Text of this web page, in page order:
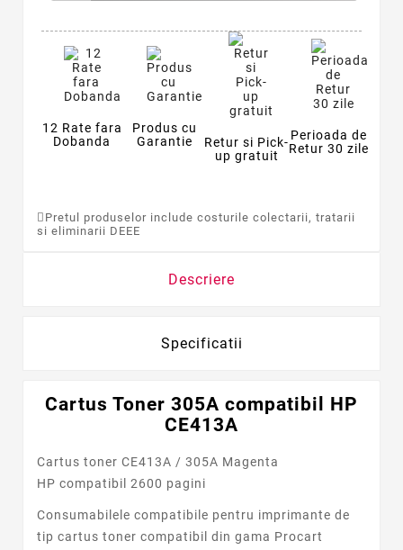
12 Rate fara
Dobanda
Produs cu
Garantie
Retur si Pick-
up gratuit
Perioada de
Retur 30 zile
Pretul produselor include costurile colectarii, tratarii
si eliminarii DEEE
Descriere
Specificatii
Cartus Toner 305A compatibil HP
CE413A
Cartus toner CE413A / 305A Magenta
HP compatibil 2600 pagini
Consumabilele compatibile pentru imprimante de
tip cartus toner compatibil din gama Procart